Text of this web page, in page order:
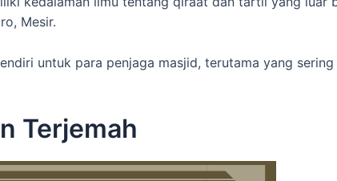
Mesir.
untuk para penjaga masjid, terutama yang sering
Terjemah